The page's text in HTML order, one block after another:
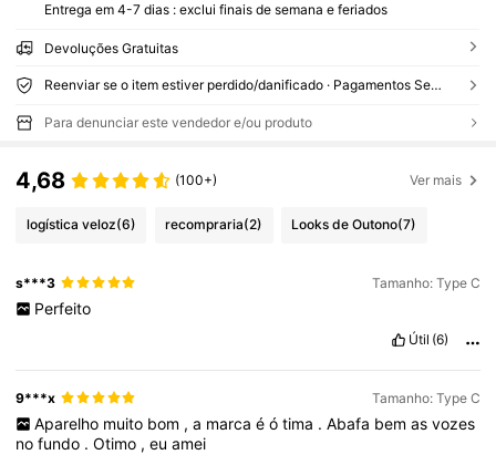
Entrega em 4-7 dias : exclui finais de semana e feriados
Devoluções Gratuitas
Reenviar se o item estiver perdido/danificado · Pagamentos Seguros · Proteção de privacidade
Para denunciar este vendedor e/ou produto
4,68 (100+) Ver mais
logística veloz(6) recompraria(2) Looks de Outono(7)
s***3 Tamanho: Type C
Perfeito
Útil (6)
9***x Tamanho: Type C
Aparelho muito bom , a marca é ó tima . Abafa bem as vozes
nofundo .Otimo ,euamei